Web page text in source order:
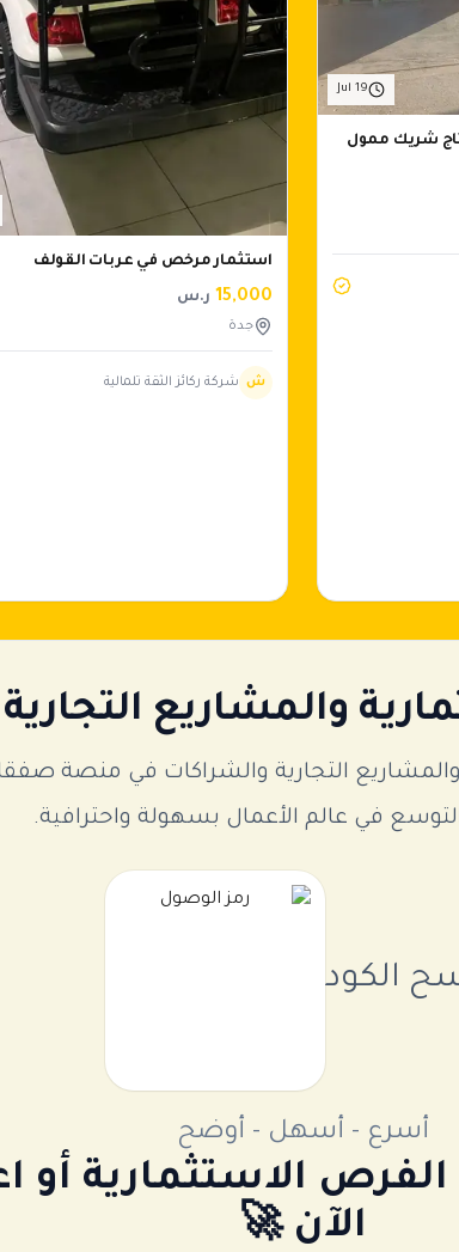
Jul 19
شريك ممول
استثمار مرخص في عربات القولف
15,000 ر.س
جدة
ش شركة ركائز الثقة تلمالية
والمشاريع
التجارية والشراكات في منصة
في عالم الأعمال بسهولة واحترافية.
الكود
أسرع - أسهل - أوضح
الاستثمارية
الآن 🚀